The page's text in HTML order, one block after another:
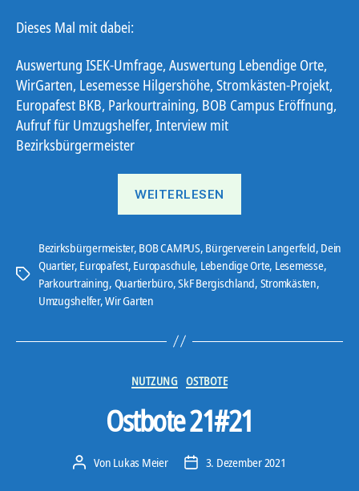
Dieses Mal mit dabei:
Auswertung ISEK-Umfrage, Auswertung Lebendige Orte,
WirGarten, Lesemesse Hilgershöhe, Stromkästen-Projekt,
Europafest BKB, Parkourtraining, BOB Campus Eröffnung,
Aufruf für Umzugshelfer, Interview mit
Bezirksbürgermeister
WEITERLESEN
Schlagwörter
Bezirksbürgermeister, BOB CAMPUS, Bürgerverein Langerfeld, Dein
Quartier, Europafest, Europaschule, Lebendige Orte, Lesemesse,
Parkourtraining, Quartierbüro,SkF Bergischland, Stromkästen,
Umzugshelfer,Wir Garten
Kategorien
NUTZUNG OSTBOTE
Ostbote 21#21
Beitragsautor
Von Lukas Meier Veröffentlichungsdatum
3. Dezember 2021